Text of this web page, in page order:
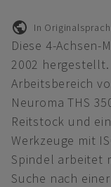
In
Diese 4-Achsen-
2002
Arbeitsbereich
Neuroma THS
Reitstock und
Werkzeuge mit
Spindel arbeitet
Suche nach